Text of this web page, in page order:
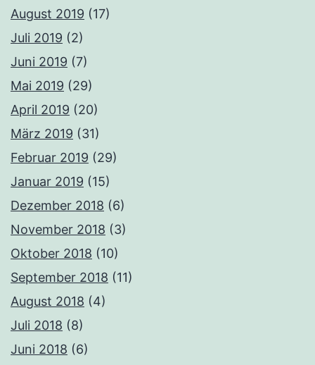
August 2019 (17)
Juli 2019 (2)
Juni 2019 (7)
Mai 2019 (29)
April 2019 (20)
März 2019 (31)
Februar 2019 (29)
Januar 2019 (15)
Dezember 2018 (6)
November 2018 (3)
Oktober 2018 (10)
September 2018 (11)
August 2018 (4)
Juli 2018 (8)
Juni 2018 (6)